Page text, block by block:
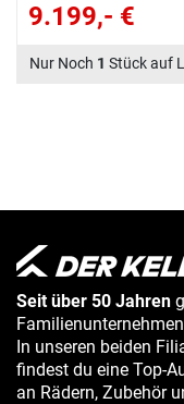
9.199,- €
Nur Noch 1 Stück auf
Seit über 50 Jahren
In unseren beiden
findest du eine Top-
an Rädern, Zubehör